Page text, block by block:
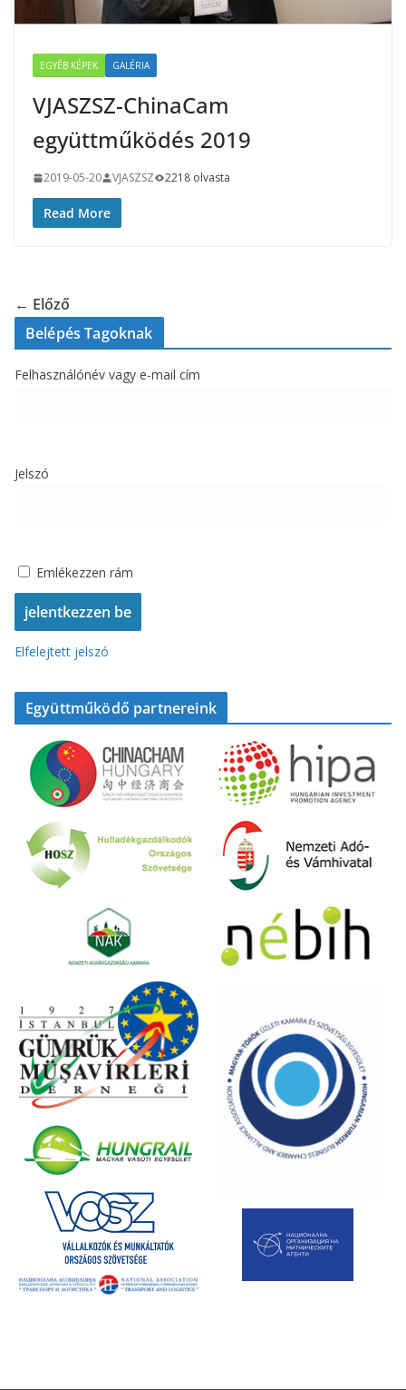
EGYÉB KÉPEK GALÉRIA
VJASZSZ-ChinaCam
együttműködés 2019
2019-05-20 VJASZSZ 2218 olvasta
Read More
← Előző
Belépés Tagoknak
Felhasználónév vagy e-mail cím
Jelszó
Emlékezzen rám
Elfelejtett jelszó
Együttműködő partnereink